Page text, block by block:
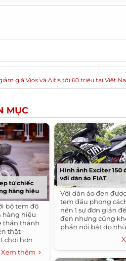
giá Vios và Altis tới 60 triệu tại Việt
MỤC
từ chiếc
hàng hiệu
bộ tem độ
hàng hiệu
thần thánh
thật
chơi hơn
ngưỡng
này...
Xem thêm
Hình ảnh Exciter 150
với dán áo FIAT
Với dàn áo đen
tem đấu phong
nên 1 sự đơn giản
đen nhưng cũng
phần nổi bật do
được thiết kế trên xe.